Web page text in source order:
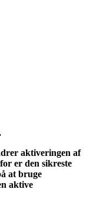
aktiveringen af
er den sikreste
at bruge
aktive